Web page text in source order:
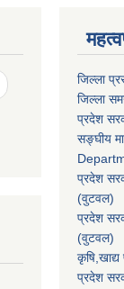
जिल्ला
जिल्ला
प्रदेश
सङ्‍घीय
प्रदेश
(वुटवल)
प्रदेश
(वुटवल)
कृषि,खाद्य
प्रदेश